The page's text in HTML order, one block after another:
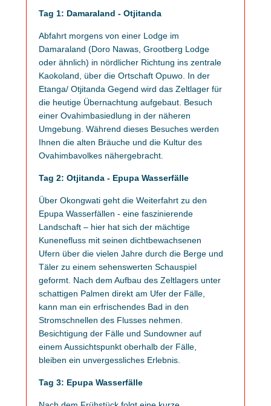
Tag 1: Damaraland - Otjitanda
Abfahrt morgens von einer Lodge im
Damaraland (Doro Nawas, Grootberg Lodge
oder ähnlich) in nördlicher Richtung ins zentrale
Kaokoland, über die Ortschaft Opuwo. In der
Etanga/ Otjitanda Gegend wird das Zeltlager für
die heutige Übernachtung aufgebaut. Besuch
einer Ovahimbasiedlung in der näheren
Umgebung. Während dieses Besuches werden
Ihnen die alten Bräuche und die Kultur des
Ovahimbavolkes nähergebracht.
Tag 2: Otjitanda - Epupa Wasserfälle
Über Okongwati geht die Weiterfahrt zu den
Epupa Wasserfällen - eine faszinierende
Landschaft – hier hat sich der mächtige
Kunenefluss mit seinen dichtbewachsenen
Ufern über die vielen Jahre durch die Berge und
Täler zu einem sehenswerten Schauspiel
geformt. Nach dem Aufbau des Zeltlagers unter
schattigen Palmen direkt am Ufer der Fälle,
kann man ein erfrischendes Bad in den
Stromschnellen des Flusses nehmen.
Besichtigung der Fälle und Sundowner auf
einem Aussichtspunkt oberhalb der Fälle,
bleiben ein unvergessliches Erlebnis.
Tag 3: Epupa Wasserfälle